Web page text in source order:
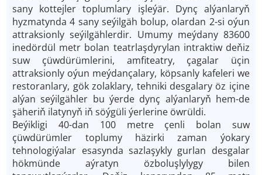
sany kottejler toplumlary işleýär. Dynç alýanlaryň
hyzmatynda 4 sany seýilgäh bolup, olardan 2-si oýun
attraksionly seýilgählerdir. Umumy meýdany 83600
inedördül metr bolan teatrlaşdyrylan intraktiw deňiz
suw çüwdürümlerini, amfiteatry, çagalar üçin
attraksionly oýun meýdançalary, köpsanly kafeleri we
restoranlary, gök zolaklary, tehniki desgalary öz içine
alýan seýilgähler bu ýerde dynç alýanlaryň hem-de
şäheriň ilatynyň iň söýgüli ýerlerine öwrüldi.
Beýikligi 40-dan 100 metre çenli bolan suw
çüwdürümler toplumy häzirki zaman ýokary
tehnologiýalar esasynda sazlaşykly gurlan desgalar
hökmünde aýratyn özboluşlylygy bilen